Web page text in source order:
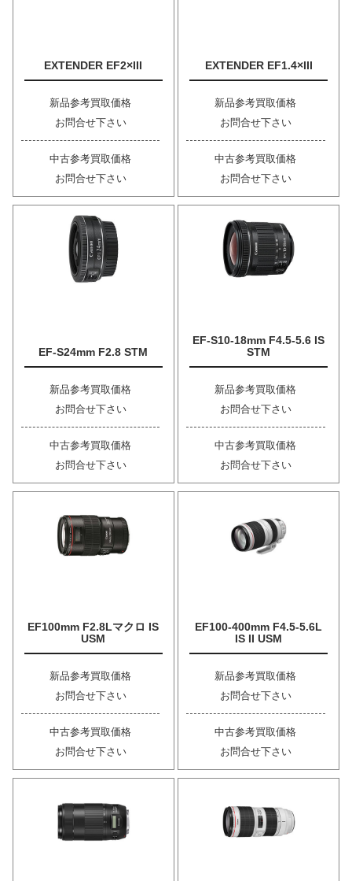
EXTENDER EF2×III
新品参考買取価格
お問合せ下さい
中古参考買取価格
お問合せ下さい
EXTENDER EF1.4×III
新品参考買取価格
お問合せ下さい
中古参考買取価格
お問合せ下さい
EF-S24mm F2.8 STM
新品参考買取価格
お問合せ下さい
中古参考買取価格
お問合せ下さい
EF-S10-18mm F4.5-5.6 IS
STM
新品参考買取価格
お問合せ下さい
中古参考買取価格
お問合せ下さい
EF100mm F2.8Lマクロ IS
USM
新品参考買取価格
お問合せ下さい
中古参考買取価格
お問合せ下さい
EF100-400mm F4.5-5.6L
IS II USM
新品参考買取価格
お問合せ下さい
中古参考買取価格
お問合せ下さい